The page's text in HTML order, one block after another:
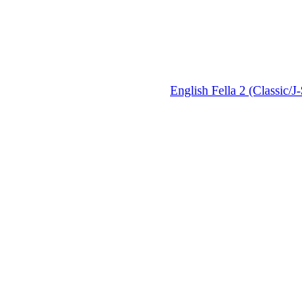
English Fella 2 (Classic/